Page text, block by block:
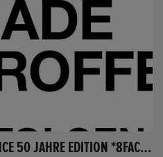
HONDA ACCORD 2.0 ELEGANCE 50 JAHRE EDITION *8FACH BEREIFT*